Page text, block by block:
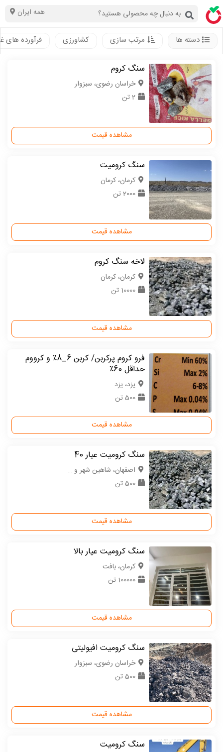
همه ایران
دسته ها مرتب سازی کشاورزی فرآورده های
سنگ کروم
خراسان رضوی، سبزوار
2 تن
مشاهده قیمت
سنگ کرومیت
كرمان، کرمان
2000 تن
مشاهده قیمت
لاخه سنگ کروم
كرمان، کرمان
10000 تن
مشاهده قیمت
فرو کروم پرکربن/ کربن 6_8٪ و کرووم
حداقل 60٪
یزد، یزد
500 تن
مشاهده قیمت
سنگ کرومیت عیار 40
اصفهان، شاهین شهر و میمه
500 تن
مشاهده قیمت
سنگ کرومیت عیار بالا
كرمان، بافت
100000 تن
مشاهده قیمت
سنگ کرومیت افیولیتی
خراسان رضوی، سبزوار
500 تن
مشاهده قیمت
سنگ کرومیت